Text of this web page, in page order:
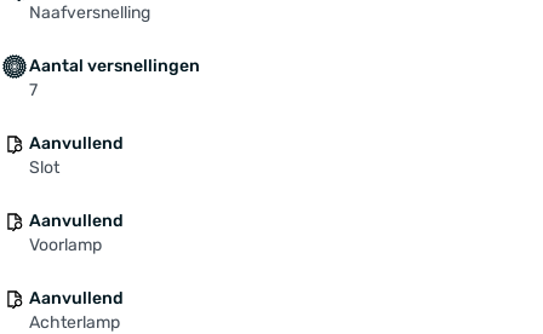
Naafversnelling
Aantal versnellingen
7
Aanvullend
Slot
Aanvullend
Voorlamp
Aanvullend
Achterlamp